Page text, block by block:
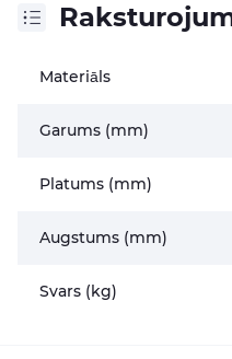
Materiāls
Garums (mm)
Platums (mm)
Augstums (mm)
Svars (kg)